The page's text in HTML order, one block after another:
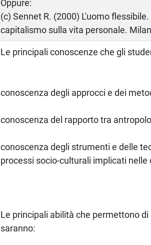
Oppure:
(c) Sennet R. (2000) L'uomo
capitalismo sulla vita personale.
Le principali conoscenze che gli
conoscenza degli approcci e dei
conoscenza del rapporto tra
conoscenza degli strumenti e delle
processi socio-culturali implicati
Le principali abilità che permettono
saranno: